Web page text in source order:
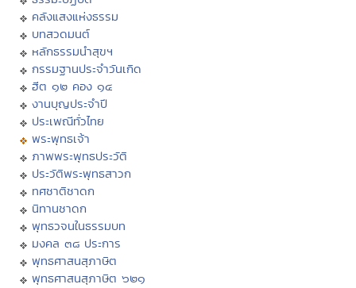
คลังแสงแห่งธรรม
บทสวดมนต์
หลักธรรมนำสุขฯ
กรรมฐานประจำวันเกิด
ฮีต ๑๒ คอง ๑๔
งานบุญประจำปี
ประเพณีทั่วไทย
พระพุทธเจ้า
ภาพพระพุทธประวัติ
ประวัติพระพุทธสาวก
ทศชาติชาดก
นิทานชาดก
พุทธวจนในธรรมบท
มงคล ๓๘ ประการ
พุทธศาสนสุภาษิต
พุทธศาสนสุภาษิต ๖๒๑